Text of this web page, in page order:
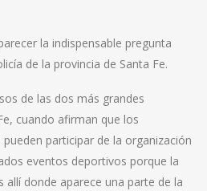
la indispensable pregunta
de la provincia de Santa Fe.
de las dos más grandes
cuando afirman que los
participar de la organización
eventos deportivos porque la
allí donde aparece una parte de la